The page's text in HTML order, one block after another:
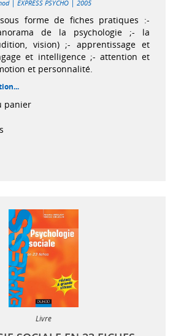
| EXPRESS PSYCHO | 2005
forme de fiches pratiques :-
de la psychologie ;- la
vision) ;- apprentissage et
et intelligence ;- attention et
et personnalité.
panier
Livre